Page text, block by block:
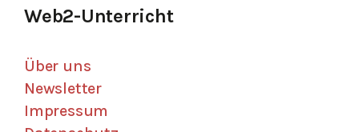
Web2-Unterricht
Über uns
Newsletter
Impressum